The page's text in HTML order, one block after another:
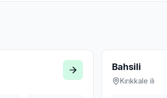
Bahsili
Kırıkkale ili